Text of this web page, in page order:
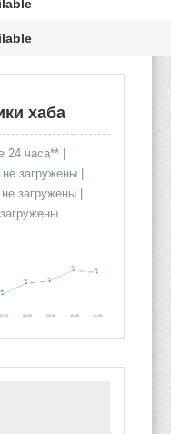
хаба
24 часа** |
загружены |
загружены |